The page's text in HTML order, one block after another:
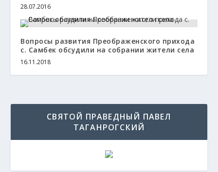
28.07.2016
Вопросы развития Преображенского прихода
с. Самбек обсудили на собрании жители села
16.11.2018
СВЯТОЙ ПРАВЕДНЫЙ ПАВЕЛ
ТАГАНРОГСКИЙ